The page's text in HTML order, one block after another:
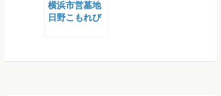
横浜市営墓地
日野こもれび